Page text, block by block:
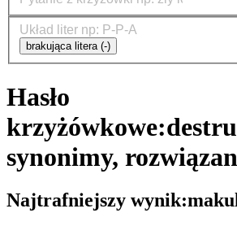
brakująca litera (-)
Hasło
krzyżówkowe:
synonimy,
Najtrafniejszy wynik: